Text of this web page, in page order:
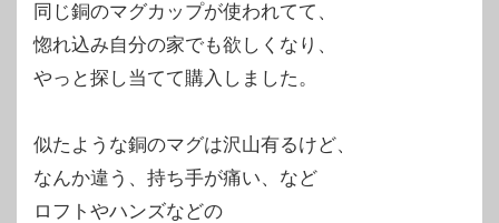
同じ銅のマグカップが使われてて、
惚れ込み自分の家でも欲しくなり、
やっと探し当てて購入しました。
似たような銅のマグは沢山有るけど、
なんか違う、持ち手が痛い、など
ロフトやハンズなどの